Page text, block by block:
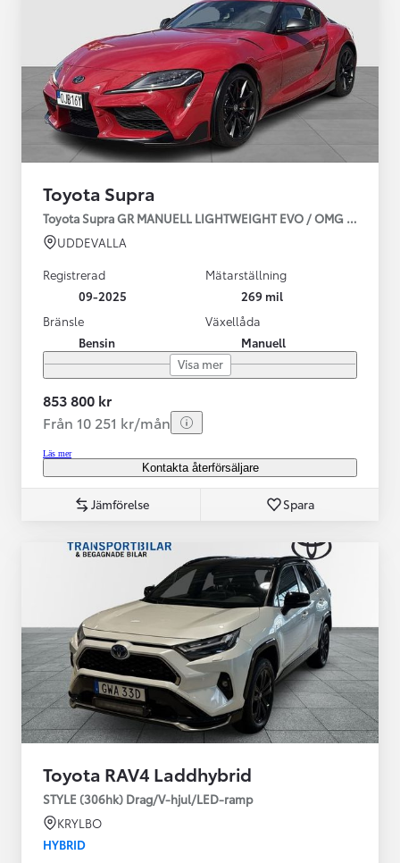
Toyota Supra
Toyota Supra GR MANUELL LIGHTWEIGHT EVO / OMG LEV!
UDDEVALLA
Registrerad
09-2025
Mätarställning
269 mil
Bränsle
Bensin
Växellåda
Manuell
Visa mer
853 800 kr
Från 10 251 kr/mån
Läs mer
Kontakta återförsäljare
Jämförelse Spara
Toyota RAV4 Laddhybrid
STYLE (306hk) Drag/V-hjul/LED-ramp
KRYLBO
HYBRID